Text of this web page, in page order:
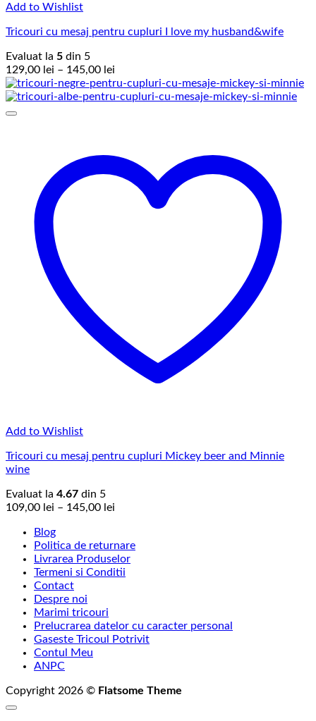
Add to Wishlist
Tricouri cu mesaj pentru cupluri I love my husband&wife
Evaluat la 5 din 5
129,00 lei – 145,00 lei
de
prețuri:
Add to Wishlist
Tricouri cu mesaj pentru cupluri Mickey beer and Minnie
wine
Evaluat la 4.67 din 5
109,00 lei – 145,00 lei
109,00 lei
până
la
Blog
Politica de returnare
Livrarea Produselor
Termeni si Conditii
Contact
Despre noi
Marimi tricouri
Prelucrarea datelor cu caracter personal
Gaseste Tricoul Potrivit
Contul Meu
ANPC
Copyright 2026 © Flatsome Theme